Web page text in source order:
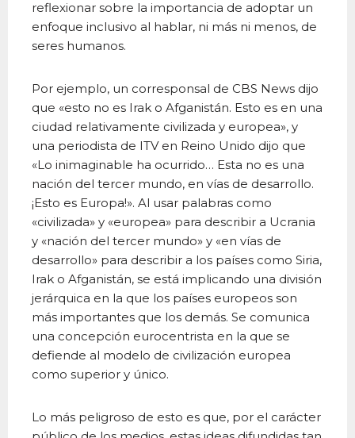
reflexionar sobre la importancia de adoptar un
enfoque inclusivo al hablar, ni más ni menos, de
seres humanos.
Por ejemplo, un corresponsal de CBS News dijo
que «esto no es Irak o Afganistán. Esto es en una
ciudad relativamente civilizada y europea», y
una periodista de ITV en Reino Unido dijo que
«Lo inimaginable ha ocurrido… Esta no es una
nación del tercer mundo, en vías de desarrollo.
¡Esto es Europa!». Al usar palabras como
«civilizada» y «europea» para describir a Ucrania
y «nación del tercer mundo» y «en vías de
desarrollo» para describir a los países como Siria,
Irak o Afganistán, se está implicando una división
jerárquica en la que los países europeos son
más importantes que los demás. Se comunica
una concepción eurocentrista en la que se
defiende al modelo de civilización europea
como superior y único.
Lo más peligroso de esto es que, por el carácter